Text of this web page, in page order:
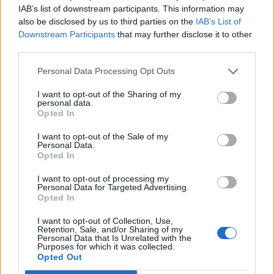
IAB’s list of downstream participants. This information may
also be disclosed by us to third parties on the IAB’s List of
Downstream Participants that may further disclose it to other
Personal Data Processing Opt Outs
I want to opt-out of the Sharing of my
personal data.
Opted In
I want to opt-out of the Sale of my
Personal Data.
Opted In
I want to opt-out of processing my
Personal Data for Targeted Advertising.
Opted In
I want to opt-out of Collection, Use,
Retention, Sale, and/or Sharing of my
Personal Data that Is Unrelated with the
Purposes for which it was collected.
Opted Out
Manfrini tr. Cantoni (42-14), 37’ meta Artusio
(47-14), 43’ meta Calosso (52-14), 51’ meta
Corona tr. Cantoni (57-14), 72’ meta Ostoni tr.
Giammarco, Abanga (48’ Pavese), Manfrini,
Calosso, Cantoni, Artusio (60’ Bertoli), Mey
(60’ Fabiani), Cachan (50’ Ghilardi), Gavioli,
Roldan, Mordacci (47’ Ostoni), Bettinelli (64’
Allenatore: Edward Thrower
Rangers Vicenza: Ruzza, Bisaglia, Sanchez,
Meneguzzo (62’ Grassani), Lisciani ©, O’Leary,
Prati, Bortolan (51’ Pedon), Ghiraldelli,